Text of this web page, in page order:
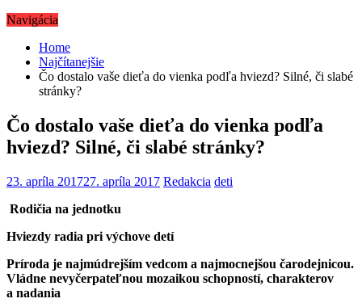
Navigácia
Home
Najčítanejšie
Čo dostalo vaše dieťa do vienka podľa hviezd? Silné, či slabé
stránky?
Čo dostalo vaše dieťa do vienka podľa
hviezd? Silné, či slabé stránky?
23. apríla 201727. apríla 2017 Redakcia deti
Rodičia na jednotku
Hviezdy radia pri výchove detí
Príroda je najmúdrejším vedcom a najmocnejšou čarodejnicou.
Vládne nevyčerpateľnou mozaikou schopností, charakterov
a nadania